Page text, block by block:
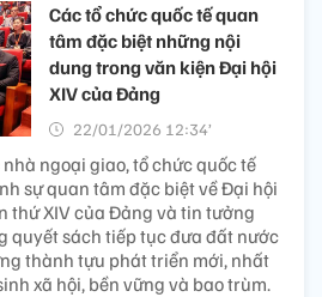
Các tổ chức quốc tế quan
tâm đặc biệt những nội
dung trong văn kiện Đại hội
XIV của Đảng
22/01/2026 12:34’
ngoại giao, tổ chức quốc tế
sự quan tâm đặc biệt về Đại hội
thứ XIV của Đảng và tin tưởng
quyết sách tiếp tục đưa đất nước
thành tựu phát triển mới, nhất
xã hội, bền vững và bao trùm.